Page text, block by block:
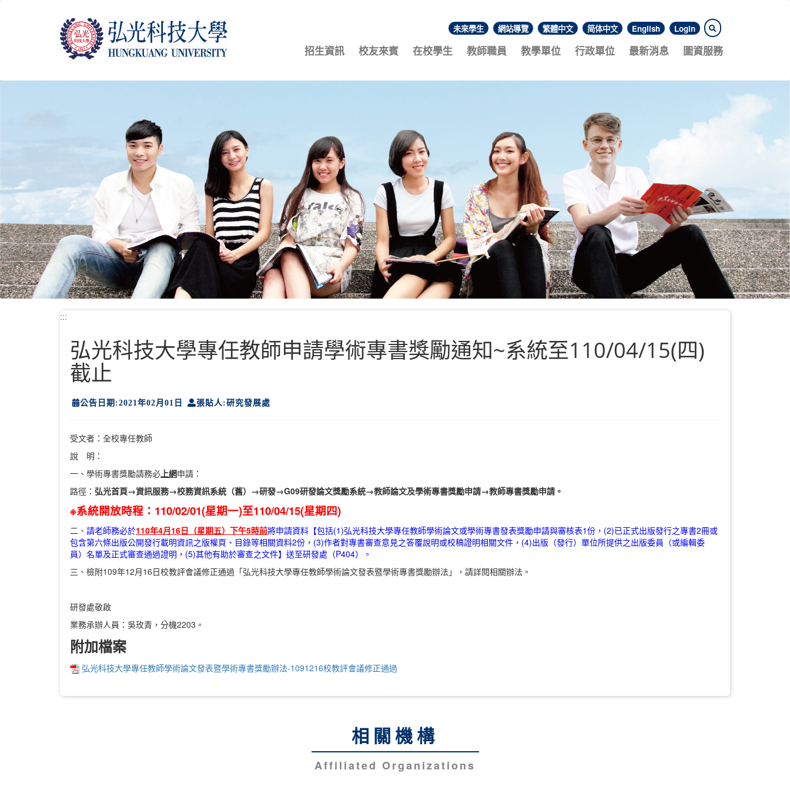
內
:::
未來學生 網站導覽 繁體中文 简体中文 English Login
招生資訊 校友來賓 在校學生 教師職員 教學單位 行政單位 最新消息 圖資服務
:::
弘光科技大學專任教師申請學術專書獎勵通知~系統至110/04/15(四)
截止
公告日期:2021年02月01日 張貼人:研究發展處
受文者：全校專任教師
說 明：
一、學術專書獎勵請務必上網申請：
路徑： 弘光首頁→資訊服務→校務資訊系統（舊）→研發→G09研發論文獎勵系統→教師論文及學術專書獎勵申請→教師專書獎勵申請。
※系統開放時程：110/02/01(星期一)至110/04/15(星期四)
二、 請老師務必於110年4月16日（星期五）下午5時前將申請資料【包括(1)弘光科技大學專任教師學術論文或學術專書發表獎勵申請與審核表1份，(2)已正式出版發行之專書2冊或
包含第六條出版公開發行載明資訊之版權頁、目錄等相關資料2份，(3)作者對專書審查意見之答覆說明或校稿證明相關文件，(4)出版（發行）單位所提供之出版委員（或編輯委
員）名單及正式審查通過證明，(5)其他有助於審查之文件】送至研發處（P404）。
三、檢附109年12月16日校教評會議修正通過「弘光科技大學專任教師學術論文發表暨學術專書獎勵辦法」，請詳閱相關辦法。
研發處敬啟
業務承辦人員：吳玫青，分機2203。
附加檔案
弘光科技大學專任教師學術論文發表暨學術專書獎勵辦法-1091216校教評會議修正通過
相關機構
Affiliated Organizations